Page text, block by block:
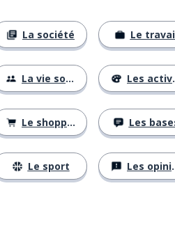
La société
La vie sociale
Le shopping
Le sport
Le
Les activités
Les
Les opinions